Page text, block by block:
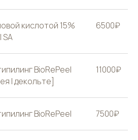
кислотой 15%
SA
6500₽
BioRePeel
| декольте]
11000₽
BioRePeel 7500₽